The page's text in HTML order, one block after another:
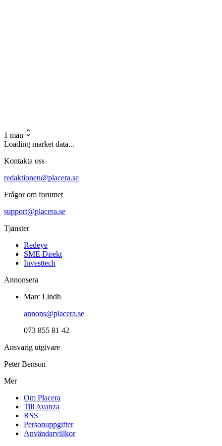
1 mån
Loading market data...
Kontakta oss
redaktionen@placera.se
Frågor om forumet
support@placera.se
Tjänster
Redeye
SME Direkt
Investtech
Annonsera
Marc Lindh
annons@placera.se
073 855 81 42
Ansvarig utgivare
Peter Benson
Mer
Om Placera
Till Avanza
RSS
Personuppgifter
Användarvillkor